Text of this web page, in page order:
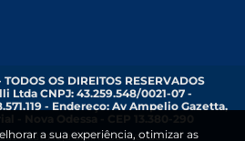
OS DIREITOS RESERVADOS
Ltda CNPJ: 43.259.548/0021-07 -
- Endereço: Av Ampelio Gazetta,
nesta loja online são válidos
a sua experiência, otimizar as